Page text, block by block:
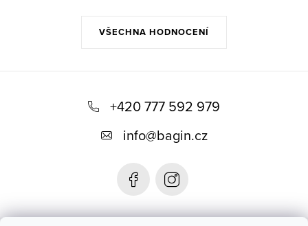
VŠECHNA HODNOCENÍ
+420 777 592 979
info@bagin.cz